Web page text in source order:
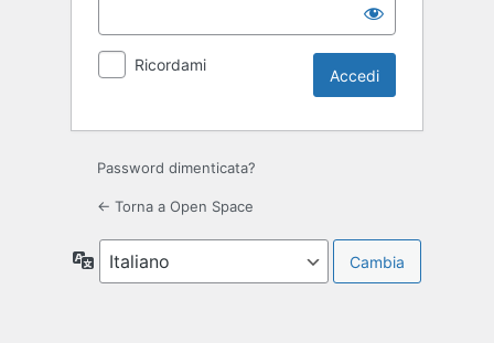
Ricordami
Password dimenticata?
← Torna a Open Space
Lingua